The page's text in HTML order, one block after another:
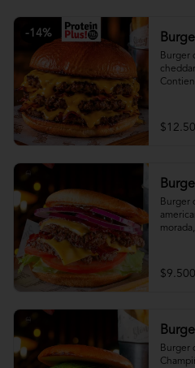
-14%
Burger
Burger
$9.500
Burger